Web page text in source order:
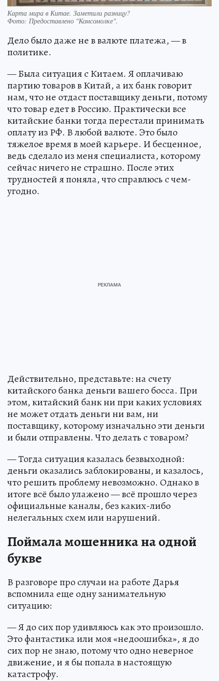
Карта мира в Китае. Заметили разницу?
Фото: Предоставлено "Комсомолке".
Дело было даже не в валюте платежа, — в
политике.
— Была ситуация с Китаем. Я оплачиваю
партию товаров в Китай, а их банк говорит
нам, что не отдаст поставщику деньги, потому
что товар едет в Россию. Практически все
китайские банки тогда перестали принимать
оплату из РФ. В любой валюте. Это было
тяжелое время в моей карьере. И бесценное,
ведь сделало из меня специалиста, которому
сейчас ничего не страшно. После этих
трудностей я поняла, что справлюсь с чем-
угодно.
Действительно, представьте: на счету
китайского банка деньги вашего босса. При
этом, китайский банк ни при каких условиях
не может отдать деньги ни вам, ни
поставщику, которому изначально эти деньги
и были отправлены. Что делать с товаром?
— Тогда ситуация казалась безвыходной:
деньги оказались заблокированы, и казалось,
что решить проблему невозможно. Однако в
итоге всё было улажено — всё прошло через
официальные каналы, без каких-либо
нелегальных схем или нарушений.
Поймала мошенника на одной
букве
В разговоре про случаи на работе Дарья
вспомнила еще одну занимательную
ситуацию:
— Я до сих пор удивляюсь как это произошло.
Это фантастика или моя «недоошибка», я до
сих пор не знаю, потому что одно неверное
движение, и я бы попала в настоящую
катастрофу.